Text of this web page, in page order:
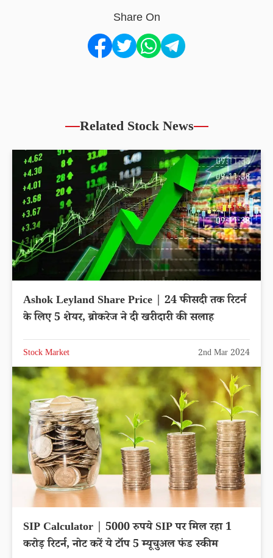
Share On
Related Stock News
Ashok Leyland Share Price | 24 फीसदी तक रिटर्न
के लिए 5 शेयर, ब्रोकरेज ने दी खरीदारी की सलाह
Stock Market 2nd Mar 2024
SIP Calculator | 5000 रुपये SIP पर मिल रहा 1
करोड़ रिटर्न, नोट करें ये टॉप 5 म्यूचुअल फंड स्कीम